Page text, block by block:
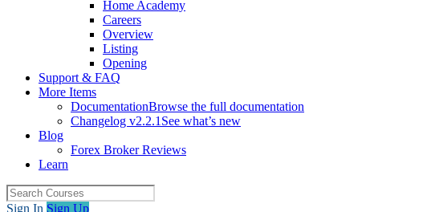
Home Academy
Careers
Overview
Listing
Opening
Support & FAQ
More Items
DocumentationBrowse the full documentation
Changelog v2.2.1 See what’s new
Blog
Forex Broker Reviews
Learn
Sign In Sign Up